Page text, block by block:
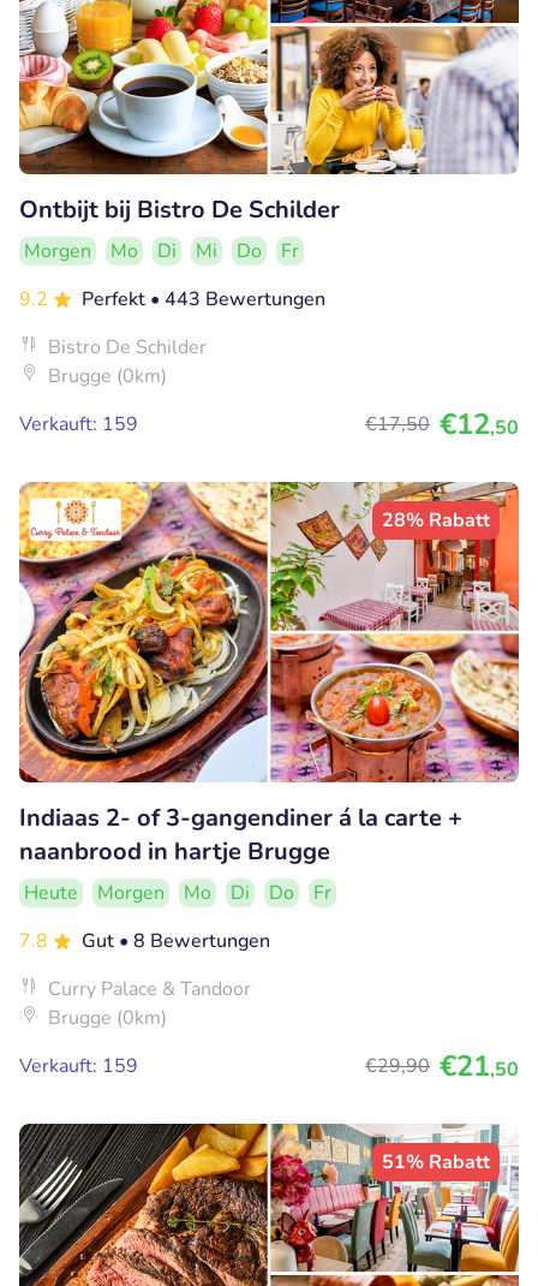
Ontbijt bij Bistro De Schilder
Morgen Mo Di Mi Do
Fr
9.2
Perfekt • 443 Bewertungen
Bistro De Schilder
Brugge (0km)
Verkauft: 159
€17,50 €12,50
28% Rabatt
Indiaas 2- of 3-gangendiner á la carte +
naanbrood in hartje Brugge
Heute Morgen Mo Di Do
Fr
7.8
Gut • 8 Bewertungen
Curry Palace & Tandoor
Brugge (0km)
Verkauft: 159
€29,90 €21,50
51% Rabatt